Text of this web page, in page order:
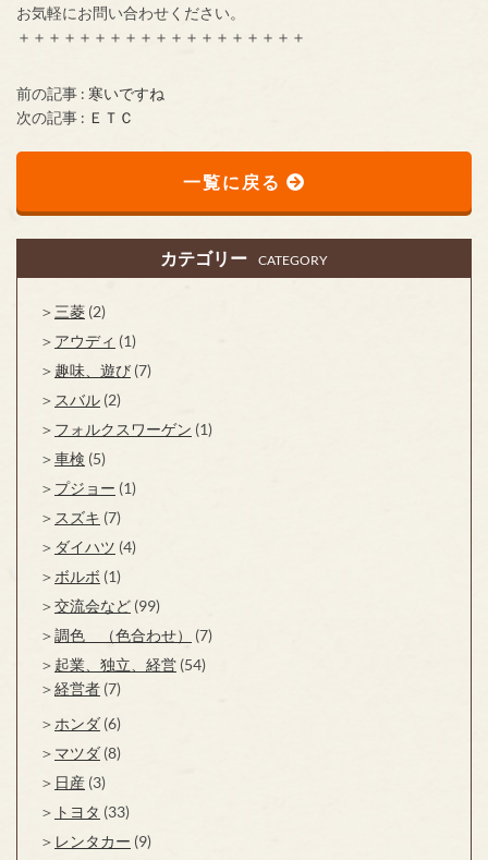
お気軽にお問い合わせください。
＋＋＋＋＋＋＋＋＋＋＋＋＋＋＋＋＋＋＋
前の記事 : 寒いですね
次の記事 : ＥＴＣ
一覧に戻る
カテゴリー CATEGORY
三菱 (2)
アウディ (1)
趣味、遊び (7)
スバル (2)
フォルクスワーゲン (1)
車検 (5)
プジョー (1)
スズキ (7)
ダイハツ (4)
ボルボ (1)
交流会など (99)
調色 （色合わせ）
(7)
起業、独立、経営 (54)
経営者 (7)
ホンダ (6)
マツダ (8)
日産 (3)
トヨタ (33)
レンタカー (9)